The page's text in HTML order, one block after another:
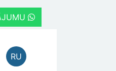
RU